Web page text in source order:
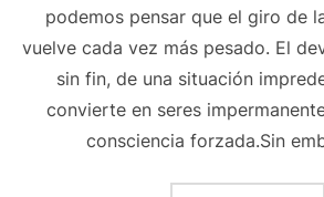
podemos pensar que el giro de
vuelve cada vez más pesado. El
sin fin, de una situación
convierte en seres
consciencia forzada.Sin